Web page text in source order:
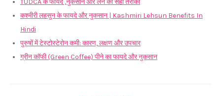
TUDCA के फायदे ,नुकसान और लेने का सही तरीका
कश्मीरी लहसुन के फायदे और नुकसान | Kashmiri Lehsun Benefits In
Hindi
पुरुषों में टेस्टोस्टेरोन कमी: कारण, लक्षण और उपचार
ग्रीन कॉफी (Green Coffee) पीने का फायदे और नुकसान